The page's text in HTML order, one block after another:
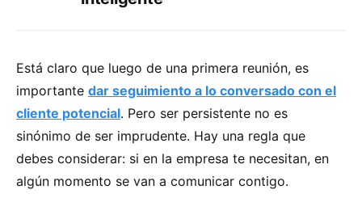
Está claro que luego de una primera reunión, es
importante dar seguimiento a lo conversado con el
cliente potencial. Pero ser persistente no es
sinónimo de ser imprudente. Hay una regla que
debes considerar: si en la empresa te necesitan, en
algún momento se van a comunicar contigo.